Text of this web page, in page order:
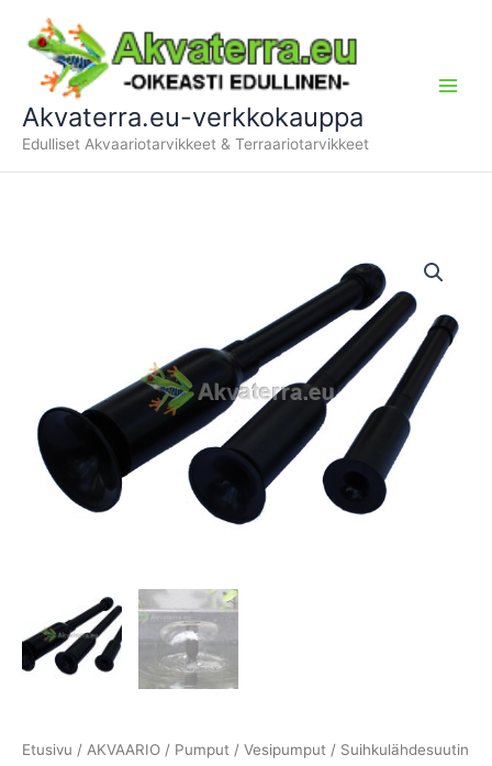
sisältöön
Akvaterra.eu-verkkokauppa
Edulliset Akvaariotarvikkeet & Terraariotarvikkeet
Etusivu / AKVAARIO / Pumput / Vesipumput / Suihkulähdesuutin